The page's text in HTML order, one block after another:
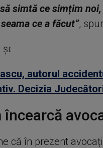
simtă ce simțim
ce a făcut”,
autorul
Decizia
încearcă
că în prezent